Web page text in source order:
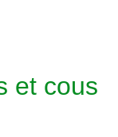
et cous